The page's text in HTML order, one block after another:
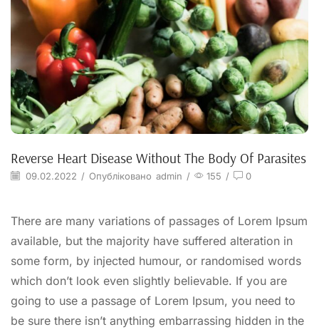
Reverse Heart Disease Without The Body Of Parasites
09.02.2022 / Опубліковано admin / 155 / 0
There are many variations of passages of Lorem Ipsum
available, but the majority have suffered alteration in
some form, by injected humour, or randomised words
which don’t look even slightly believable. If you are
going to use a passage of Lorem Ipsum, you need to
be sure there isn’t anything embarrassing hidden in the